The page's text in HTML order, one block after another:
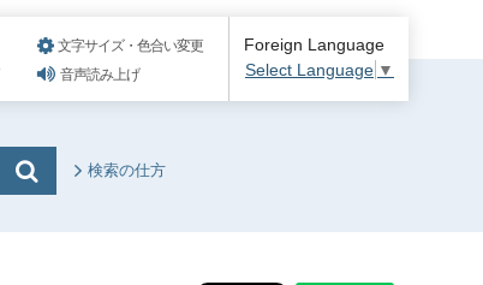
文字サイズ・色合い変更
音声読み上げ
Foreign Language
Select Language ▼
検索の仕方